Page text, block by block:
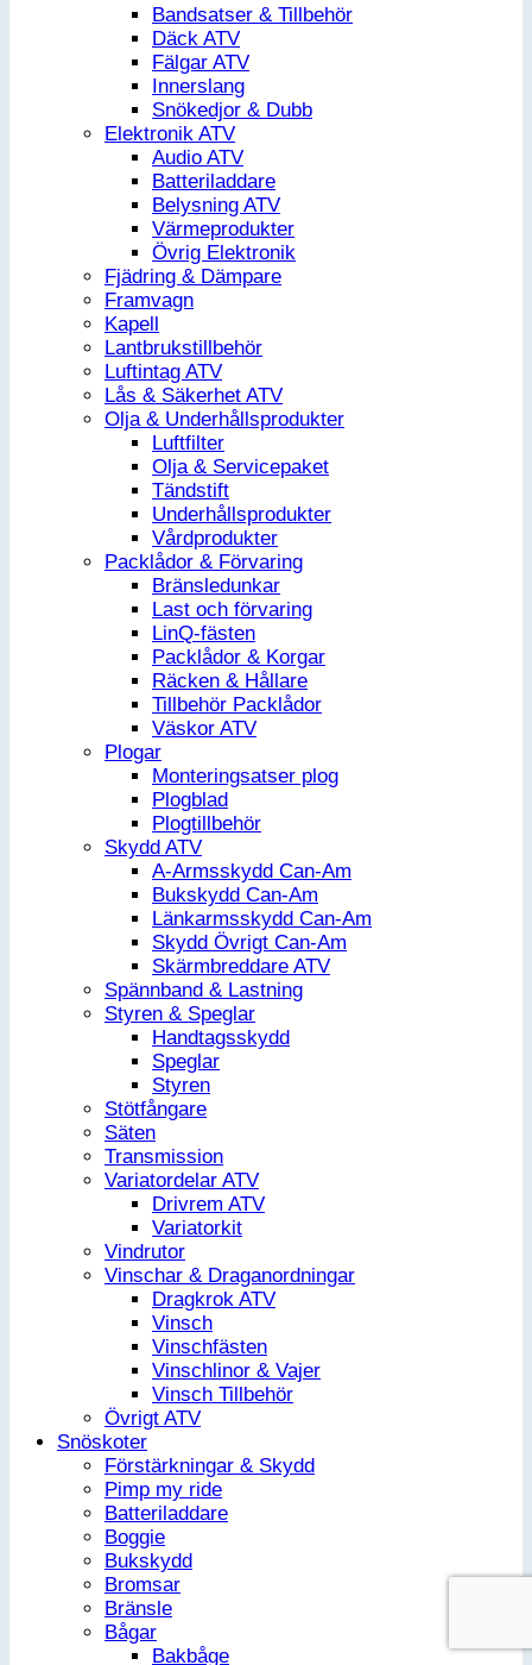
Bandsatser & Tillbehör
Däck ATV
Fälgar ATV
Innerslang
Snökedjor & Dubb
Elektronik ATV
Audio ATV
Batteriladdare
Belysning ATV
Värmeprodukter
Övrig Elektronik
Fjädring & Dämpare
Framvagn
Kapell
Lantbrukstillbehör
Luftintag ATV
Lås & Säkerhet ATV
Olja & Underhållsprodukter
Luftfilter
Olja & Servicepaket
Tändstift
Underhållsprodukter
Vårdprodukter
Packlådor & Förvaring
Bränsledunkar
Last och förvaring
LinQ-fästen
Packlådor & Korgar
Räcken & Hållare
Tillbehör Packlådor
Väskor ATV
Plogar
Monteringsatser plog
Plogblad
Plogtillbehör
Skydd ATV
A-Armsskydd Can-Am
Bukskydd Can-Am
Länkarmsskydd Can-Am
Skydd Övrigt Can-Am
Skärmbreddare ATV
Spännband & Lastning
Styren & Speglar
Handtagsskydd
Speglar
Styren
Stötfångare
Säten
Transmission
Variatordelar ATV
Drivrem ATV
Variatorkit
Vindrutor
Vinschar & Draganordningar
Dragkrok ATV
Vinsch
Vinschfästen
Vinschlinor & Vajer
Vinsch Tillbehör
Övrigt ATV
Snöskoter
Förstärkningar & Skydd
Pimp my ride
Batteriladdare
Boggie
Bukskydd
Bromsar
Bränsle
Bågar
Bakbåge